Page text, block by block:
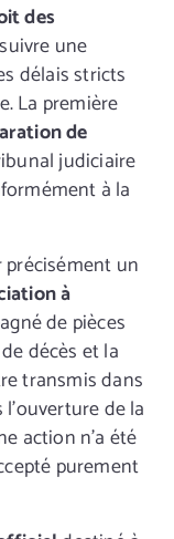
des
une
délais stricts
La première
de
judiciaire
à la
un
à
de pièces
décès et la
transmis dans
l’ouverture de la
action n’a été
purement